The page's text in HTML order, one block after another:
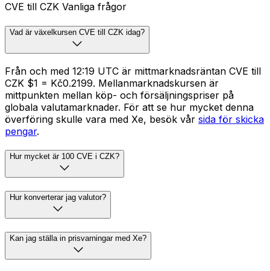
CVE till CZK Vanliga frågor
Vad är växelkursen CVE till CZK idag?
Från och med 12:19 UTC är mittmarknadsräntan CVE till
CZK $1 = Kč0.2199. Mellanmarknadskursen är
mittpunkten mellan köp- och försäljningspriser på
globala valutamarknader. För att se hur mycket denna
överföring skulle vara med Xe, besök vår sida för skicka
pengar.
Hur mycket är 100 CVE i CZK?
Hur konverterar jag valutor?
Kan jag ställa in prisvarningar med Xe?